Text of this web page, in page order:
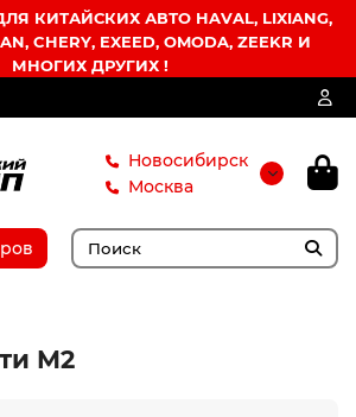
КИТАЙСКИХ АВТО HAVAL, LIXIANG,
CHERY, EXEED, OMODA, ZEEKR И
МНОГИХ ДРУГИХ !
Новосибирск
Москва
M2